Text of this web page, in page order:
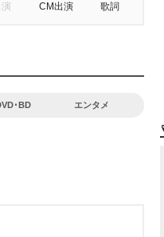
演 CM出演 歌詞
･BD エンタメ